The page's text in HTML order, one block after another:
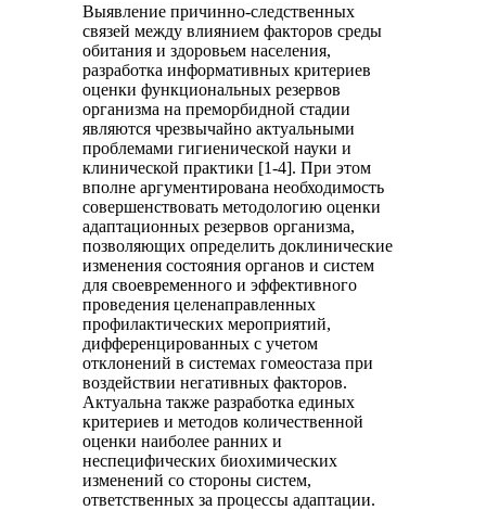
Выявление причинно-следственных
связей между влиянием факторов среды
обитания и здоровьем населения,
разработка информативных критериев
оценки функциональных резервов
организма на преморбидной стадии
являются чрезвычайно актуальными
проблемами гигиенической науки и
клинической практики [1-4]. При этом
вполне аргументирована необходимость
совершенствовать методологию оценки
адаптационных резервов организма,
позволяющих определить доклинические
изменения состояния органов и систем
для своевременного и эффективного
проведения целенаправленных
профилактических мероприятий,
дифференцированных с учетом
отклонений в системах гомеостаза при
воздействии негативных факторов.
Актуальна также разработка единых
критериев и методов количественной
оценки наиболее ранних и
неспецифических биохимических
изменений со стороны систем,
ответственных за процессы адаптации.